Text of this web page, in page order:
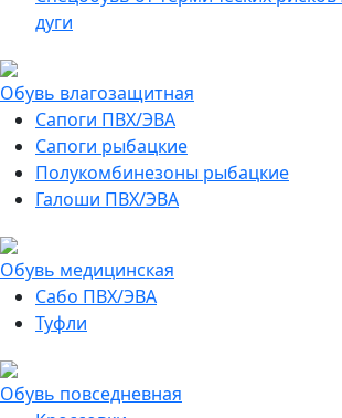
дуги
Обувь влагозащитная
Сапоги ПВХ/ЭВА
Сапоги рыбацкие
Полукомбинезоны рыбацкие
Галоши ПВХ/ЭВА
Обувь медицинская
Сабо ПВХ/ЭВА
Туфли
Обувь повседневная